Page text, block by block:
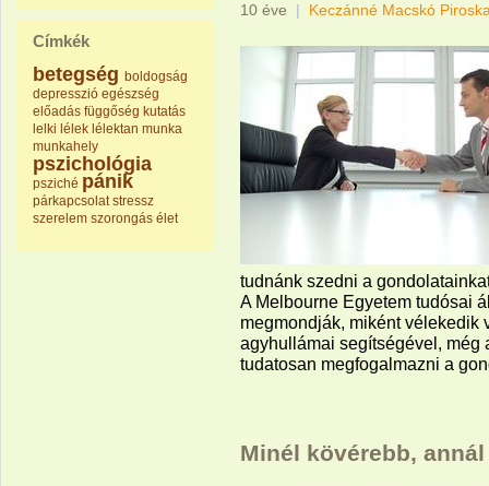
Címkék
betegség boldogság
depresszió egészség
előadás függőség kutatás
lelki lélek lélektan munka
munkahely
pszichológia
psziché pánik
párkapcsolat stressz
szerelem szorongás élet
10 éve | Keczánné Macskó
tudnánk szedni a
A Melbourne Egyetem tudósai
megmondják, miként vélekedik
agyhullámai segítségével, még
tudatosan megfogalmazni a
Minél kövérebb,